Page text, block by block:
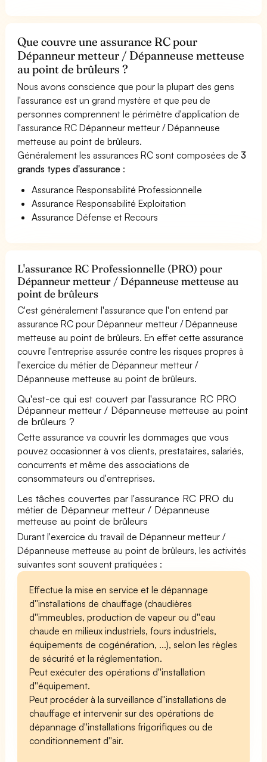
Que couvre une assurance RC pour
Dépanneur metteur / Dépanneuse metteuse
au point de brûleurs ?
Nous avons conscience que pour la plupart des gens
l'assurance est un grand mystère et que peu de
personnes comprennent le périmètre d'application de
l'assurance RC Dépanneur metteur / Dépanneuse
metteuse au point de brûleurs.
Généralement les assurances RC sont composées de3
grands types d'assurance :
Assurance Responsabilité Professionnelle
Assurance Responsabilité Exploitation
Assurance Défense et Recours
L'assurance RC Professionnelle (PRO) pour
Dépanneur metteur / Dépanneuse metteuse au
point de brûleurs
C'est généralement l'assurance que l'on entend par
assurance RC pour Dépanneur metteur / Dépanneuse
metteuse au point de brûleurs. En effet cette assurance
couvre l'entreprise assurée contre les risques propres à
l'exercice du métier de Dépanneur metteur /
Dépanneuse metteuse au point de brûleurs.
Qu'est-ce qui est couvert par l'assurance RC PRO
Dépanneur metteur / Dépanneuse metteuse au point
de brûleurs ?
Cette assurance va couvrir les dommages que vous
pouvez occasionner à vos clients, prestataires, salariés,
concurrents et même des associations de
consommateurs ou d'entreprises.
Les tâches couvertes par l'assurance RC PRO du
métier de Dépanneur metteur / Dépanneuse
metteuse au point de brûleurs
Durant l'exercice du travail de Dépanneur metteur /
Dépanneuse metteuse au point de brûleurs, les activités
suivantes sont souvent pratiquées :
Effectue la mise en service et le dépannage
d''installations de chauffage (chaudières
d''immeubles, production de vapeur ou d''eau
chaude en milieux industriels, fours industriels,
équipements de cogénération, ...), selon les règles
de sécurité et la réglementation.
Peut exécuter des opérations d''installation
d''équipement.
Peut procéder à la surveillance d''installations de
chauffage et intervenir sur des opérations de
dépannage d''installations frigorifiques ou de
conditionnement d''air.